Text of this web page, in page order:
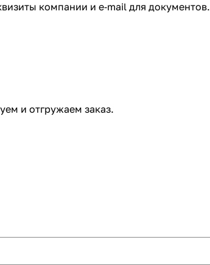
компании и e‑mail для документов.
и отгружаем заказ.​